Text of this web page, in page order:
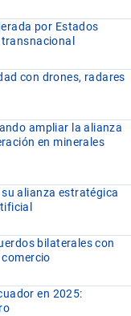
por Estados
con drones, radares
ampliar la alianza
en minerales
alianza estratégica
bilaterales con
en 2025: